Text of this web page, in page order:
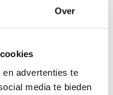
Over
advertenties te
media te bieden